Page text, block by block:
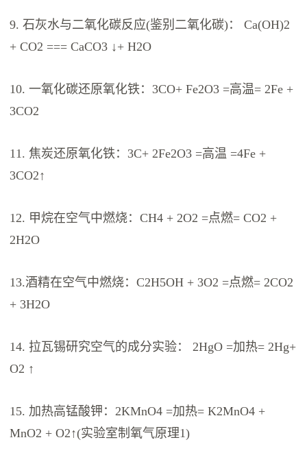
9. 石灰水与二氧化碳反应(鉴别二氧化碳)： Ca(OH)2
+ CO2 === CaCO3 ↓+ H2O
10. 一氧化碳还原氧化铁：3CO+ Fe2O3 =高温= 2Fe +
3CO2
11. 焦炭还原氧化铁：3C+ 2Fe2O3 =高温 =4Fe +
3CO2↑
12. 甲烷在空气中燃烧：CH4 + 2O2 =点燃= CO2 +
2H2O
13.酒精在空气中燃烧：C2H5OH + 3O2 =点燃= 2CO2
+ 3H2O
14. 拉瓦锡研究空气的成分实验： 2HgO =加热= 2Hg+
O2 ↑
15. 加热高锰酸钾：2KMnO4 =加热= K2MnO4 +
MnO2 + O2↑(实验室制氧气原理1)